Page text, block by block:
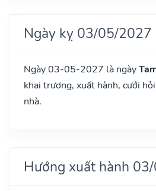
Ngày kỵ 03/05/2027
Ngày 03-05-2027 là ngày
khai trương, xuất hành, cưới
nhà.
Hướng xuất hành